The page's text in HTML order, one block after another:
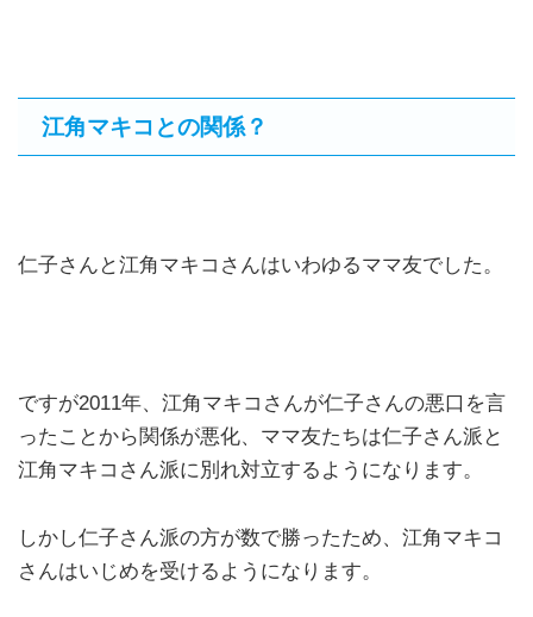
江角マキコとの関係？
仁子さんと江角マキコさんはいわゆるママ友でした。
ですが2011年、江角マキコさんが仁子さんの悪口を言
ったことから関係が悪化、ママ友たちは仁子さん派と
江角マキコさん派に別れ対立するようになります。
しかし仁子さん派の方が数で勝ったため、江角マキコ
さんはいじめを受けるようになります。